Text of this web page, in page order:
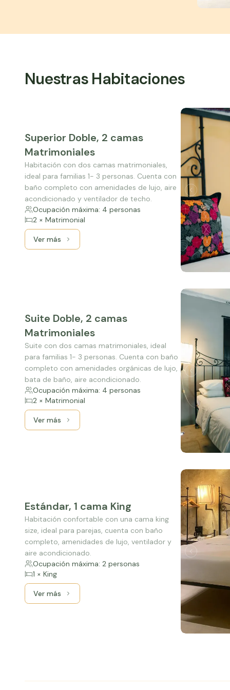
Nuestras Habitaciones
Superior Doble, 2 camas
Matrimoniales
Habitación con dos camas matrimoniales,
ideal para familias 1- 3 personas. Cuenta con
baño completo con amenidades de lujo, aire
acondicionado y ventilador de techo.
Ocupación máxima: 4 personas
2 × Matrimonial
Ver másVer más: Superior Doble, 2 camas Matrimoniales
Suite Doble, 2 camas
Matrimoniales
Suite con dos camas matrimoniales, ideal
para familias 1- 3 personas. Cuenta con baño
completo con amenidades orgánicas de lujo,
bata de baño, aire acondicionado.
Ocupación máxima: 4 personas
2 × Matrimonial
Ver másVer más: Suite Doble, 2 camas Matrimoniales
Estándar, 1 cama King
Habitación confortable con una cama king
size, ideal para parejas, cuenta con baño
completo, amenidades de lujo, ventilador y
aire acondicionado.
Ocupación máxima: 2 personas
1 × King
Ver másVer más: Estándar, 1 cama King